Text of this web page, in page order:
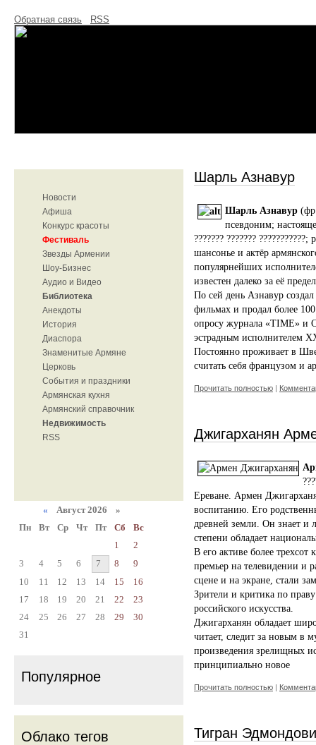
Обратная связь RSS
Новости
Афиша
Конкурс красоты
Фестиваль
Звезды Армении
Шоу-Бизнес
Аудио и Видео
Библиотека
Анекдоты
История
Диаспора
Знаменитые Армяне
Церковь
События и праздники
Армянская кухня
Армянский справочник
Недвижимость
RSS
« Август 2026 »
Пн
Вт Ср Чт Пт Сб
Вс
1
2
3
4 5 6 7 8
9
10
11 12 13 14 15
16
17
18 19 20 21 22
23
24
25 26 27 28 29
30
31
Популярное
Облако тегов
Шарль Азнавур
Шарль Азнавур
псевдоним;
??????? ???????
шансонье и актёр
популярнейших
известен далеко за её
По сей день Азнавур
фильмах и продал более
опросу журнала «TIME» и
эстрадным исполнителем
Постоянно проживает в
считать себя французом и
Прочитать полностью |
Джигарханян
Ереване. Армен
воспитанию. Его
древней земли. Он знает и
степени обладает
В его активе более трехсот
премьер на телевидении и
сцене и на экране, стали
Зрители и критика по
российского искусства.
Джигарханян обладает
читает, следит за новым в
произведения зрелищных
принципиально новое
Прочитать полностью |
Тигран